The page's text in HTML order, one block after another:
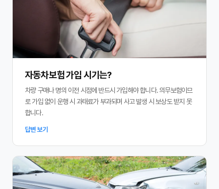
자동차보험 가입 시기는?
차량 구매나 명의 이전 시점에 반드시 가입해야 합니다. 의무보험이므
로 가입 없이 운행 시 과태료가 부과되며 사고 발생 시 보상도 받지 못
합니다.
답변 보기